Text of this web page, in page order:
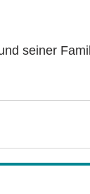
seiner